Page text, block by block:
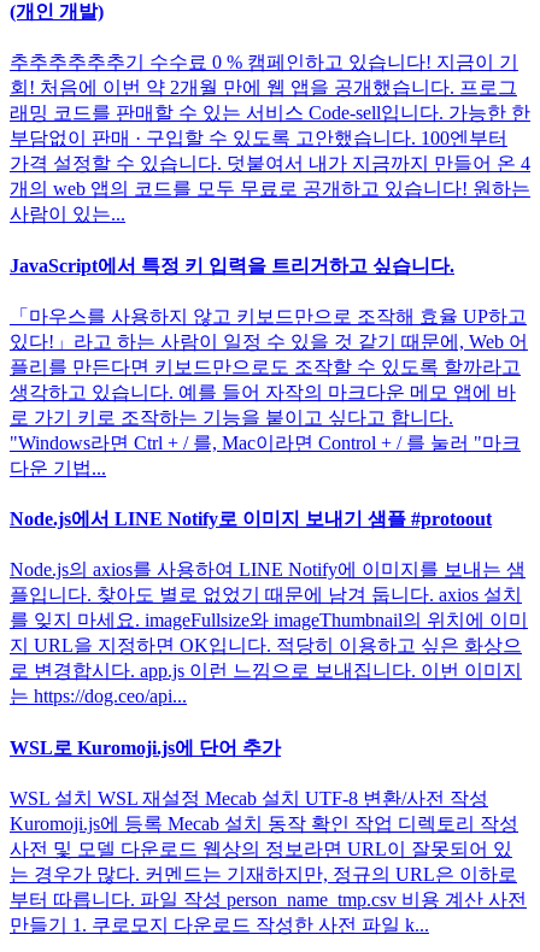
(개인 개발)
추추추추추추기 수수료 0 % 캠페인하고 있습니다! 지금이 기
회! 처음에 이번 약 2개월 만에 웹 앱을 공개했습니다. 프로그
래밍 코드를 판매할 수 있는 서비스 Code-sell입니다. 가능한 한
부담없이 판매 · 구입할 수 있도록 고안했습니다. 100엔부터
가격 설정할 수 있습니다. 덧붙여서 내가 지금까지 만들어 온 4
개의 web 앱의 코드를 모두 무료로 공개하고 있습니다! 원하는
사람이 있는...
JavaScript에서 특정 키 입력을 트리거하고 싶습니다.
「마우스를 사용하지 않고 키보드만으로 조작해 효율 UP하고
있다!」라고 하는 사람이 일정 수 있을 것 같기 때문에, Web 어
플리를 만든다면 키보드만으로도 조작할 수 있도록 할까라고
생각하고 있습니다. 예를 들어 자작의 마크다운 메모 앱에 바
로 가기 키로 조작하는 기능을 붙이고 싶다고 합니다.
"Windows라면 Ctrl + / 를, Mac이라면 Control + / 를 눌러 "마크
다운 기법...
Node.js에서 LINE Notify로 이미지 보내기 샘플 #protoout
Node.js의 axios를 사용하여 LINE Notify에 이미지를 보내는 샘
플입니다. 찾아도 별로 없었기 때문에 남겨 둡니다. axios 설치
를 잊지 마세요. imageFullsize와 imageThumbnail의 위치에 이미
지 URL을 지정하면 OK입니다. 적당히 이용하고 싶은 화상으
로 변경합시다. app.js 이런 느낌으로 보내집니다. 이번 이미지
는 https://dog.ceo/api...
WSL로 Kuromoji.js에 단어 추가
WSL 설치 WSL 재설정 Mecab 설치 UTF-8 변환/사전 작성
Kuromoji.js에 등록 Mecab 설치 동작 확인 작업 디렉토리 작성
사전 및 모델 다운로드 웹상의 정보라면 URL이 잘못되어 있
는 경우가 많다. 커멘드는 기재하지만, 정규의 URL은 이하로
부터 따릅니다. 파일 작성 person_name_tmp.csv 비용 계산 사전
만들기 1. 쿠로모지 다운로드 작성한 사전 파일 k...